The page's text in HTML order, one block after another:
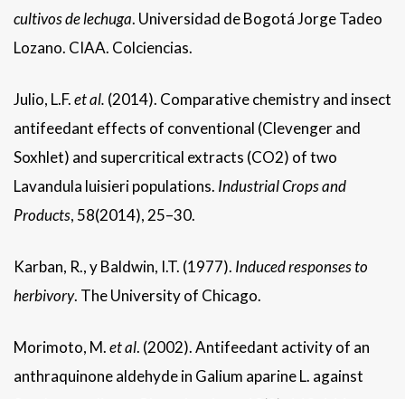
cultivos de lechuga. Universidad de Bogotá Jorge Tadeo
Lozano. CIAA. Colciencias.
Julio, L.F.et al. (2014). Comparative chemistry and insect
antifeedant effects of conventional (Clevenger and
Soxhlet) and supercritical extracts (CO2) of two
Lavandula luisieri populations. Industrial Crops and
Products, 58(2014), 25–30.
Karban, R., y Baldwin, I.T. (1977). Induced responses to
herbivory. The University of Chicago.
Morimoto, M.et al. (2002). Antifeedant activity of an
anthraquinone aldehyde in Galium aparine L. against